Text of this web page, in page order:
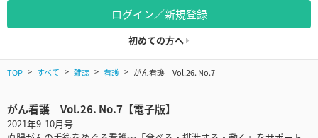
ログイン／新規登録
初めての方へ
TOP すべて 雑誌 看護 がん看護 Vol.26. No.7
がん看護 Vol.26. No.7【電子版】
2021年9-10月号